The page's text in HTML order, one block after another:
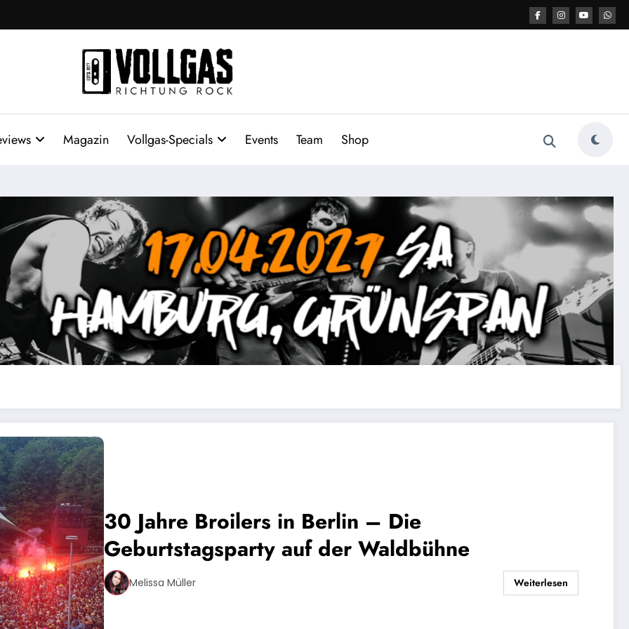
Magazin Vollgas-Specials Events Team Shop
30 Jahre Broilers in Berlin – Die
Geburtstagsparty auf der Waldbühne
Melissa Müller Weiterlesen